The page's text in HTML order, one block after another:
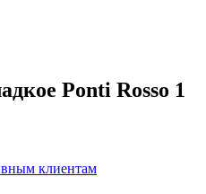
Ponti Rosso 1
клиентам